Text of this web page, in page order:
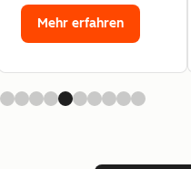
Mehr erfahren